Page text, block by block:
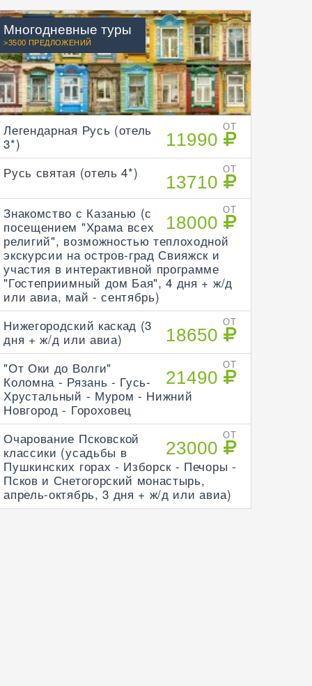
Многодневные туры
>3500 ПРЕДЛОЖЕНИЙ
ОТ
11990
Легендарная Русь (отель
3*)
ОТ
13710
Русь святая (отель 4*)
ОТ
18000
Знакомство с Казанью (с
посещением "Храма всех
религий", возможностью теплоходной
экскурсии на остров-град Свияжск и
участия в интерактивной программе
"Гостеприимный дом Бая", 4 дня + ж/д
или авиа, май - сентябрь)
ОТ
18650
Нижегородский каскад (3
дня + ж/д или авиа)
ОТ
21490
"От Оки до Волги"
Коломна - Рязань - Гусь-
Хрустальный - Муром - Нижний
Новгород - Гороховец
ОТ
23000
Очарование Псковской
классики (усадьбы в
Пушкинских горах - Изборск - Печоры -
Псков и Снетогорский монастырь,
апрель-октябрь, 3 дня + ж/д или авиа)